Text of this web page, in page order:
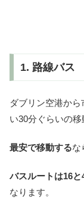
1. 路線バス
ダブリン空港から
い30分ぐらいの移
最安で移動するな
バスルートは16と
なります。